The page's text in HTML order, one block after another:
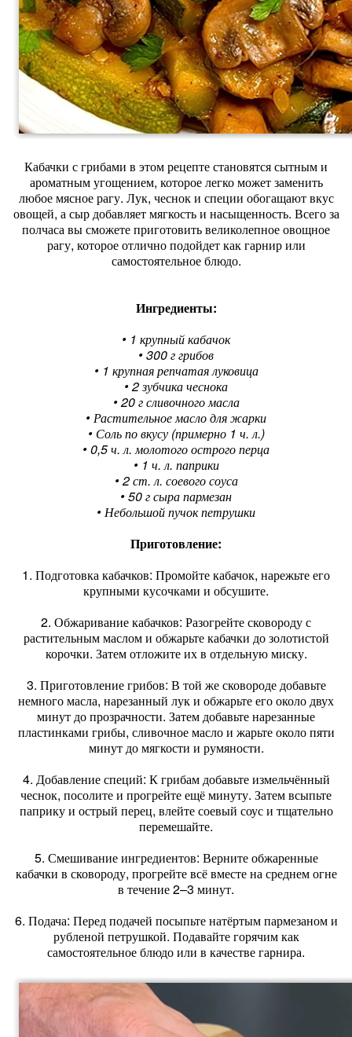
Кабачки с грибами в этом рецепте становятся сытным и
ароматным угощением, которое легко может заменить
любое мясное рагу. Лук, чеснок и специи обогащают вкус
овощей, а сыр добавляет мягкость и насыщенность. Всего за
полчаса вы сможете приготовить великолепное овощное
рагу, которое отлично подойдет как гарнир или
самостоятельное блюдо.
Ингредиенты:
• 1 крупный кабачок
• 300 г грибов
• 1 крупная репчатая луковица
• 2 зубчика чеснока
• 20 г сливочного масла
• Растительное масло для жарки
• Соль по вкусу (примерно 1 ч. л.)
• 0,5 ч. л. молотого острого перца
• 1 ч. л. паприки
• 2 ст. л. соевого соуса
• 50 г сыра пармезан
• Небольшой пучок петрушки
Приготовление:
1. Подготовка кабачков: Промойте кабачок, нарежьте его
крупными кусочками и обсушите.
2. Обжаривание кабачков: Разогрейте сковороду с
растительным маслом и обжарьте кабачки до золотистой
корочки. Затем отложите их в отдельную миску.
3. Приготовление грибов: В той же сковороде добавьте
немного масла, нарезанный лук и обжарьте его около двух
минут до прозрачности. Затем добавьте нарезанные
пластинками грибы, сливочное масло и жарьте около пяти
минут до мягкости и румяности.
4. Добавление специй: К грибам добавьте измельчённый
чеснок, посолите и прогрейте ещё минуту. Затем всыпьте
паприку и острый перец, влейте соевый соус и тщательно
перемешайте.
5. Смешивание ингредиентов: Верните обжаренные
кабачки в сковороду, прогрейте всё вместе на среднем огне
в течение 2–3 минут.
6. Подача: Перед подачей посыпьте натёртым пармезаном и
рубленой петрушкой. Подавайте горячим как
самостоятельное блюдо или в качестве гарнира.